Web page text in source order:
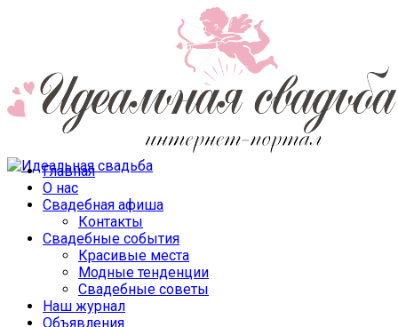
Главная
О нас
Свадебная афиша
Контакты
Свадебные события
Красивые места
Модные тенденции
Свадебные советы
Наш журнал
Объявления